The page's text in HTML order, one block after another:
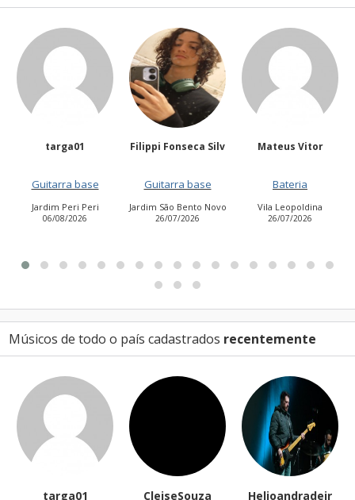
Filippi Fonseca Silv
Guitarra base
Jardim São Bento Novo
26/07/2026
Mateus Vitor
Bateria
Vila Leopoldina
26/07/2026
Anailuj Avlis
Vocalista - Baixo
Jardim Aurora (Zona
Leste)
Músicos de todo o país cadastrados recentemente
CleiseSouza Helioandradejr tonypimenta